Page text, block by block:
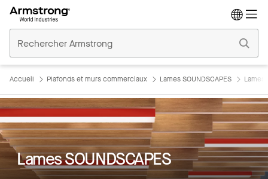
Plafonds
Commerciaux
Accueil Plafonds et murs commerciaux Lames SOUNDSCAPES Lames
Lames SOUNDSCAPES